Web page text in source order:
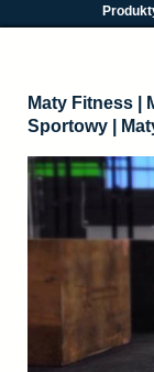
Maty Fitness |
Sportowy |